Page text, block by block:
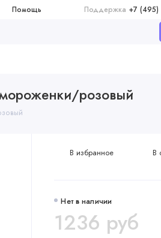
Помощь Поддержка +7 (495)
мороженки/розовый
Нет в наличии
1236 руб
В избранное В